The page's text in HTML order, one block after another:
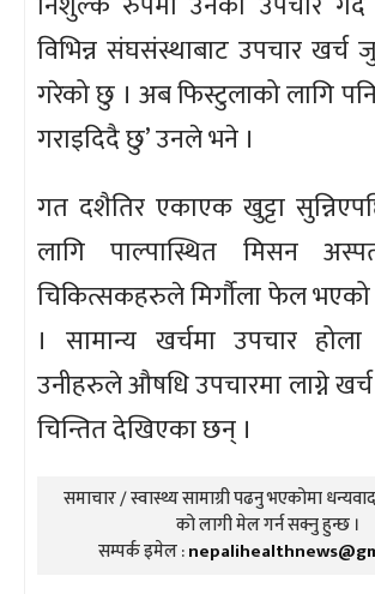
विभिन्न संघसंस्थाबाट उपचार खर्च
गरेको छु । अब फिस्टुलाको लागि
गराइदिदै छु’ उनले भने ।
गत दशैतिर एकाएक खुट्टा
लागि पाल्पास्थित मिसन
चिकित्सकहरुले मिर्गौला फेल
। सामान्य खर्चमा उपचार
उनीहरुले औषधि उपचारमा लाग्ने
चिन्तित देखिएका छन् ।
समाचार / स्वास्थ्य सामाग्री पढनु भएकोमा
को लागी मेल गर्न सक्नु हुन्छ ।
सम्पर्क इमेल :